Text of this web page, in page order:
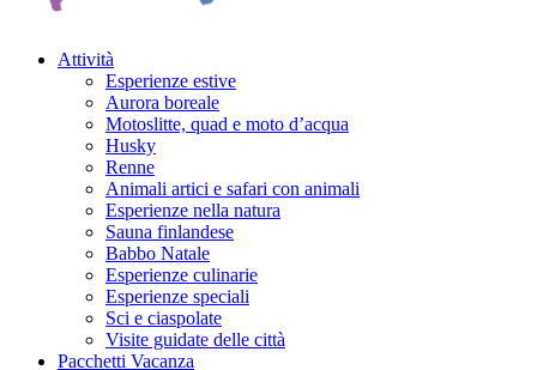
Attività
Esperienze estive
Aurora boreale
Motoslitte, quad e moto d’acqua
Husky
Renne
Animali artici e safari con animali
Esperienze nella natura
Sauna finlandese
Babbo Natale
Esperienze culinarie
Esperienze speciali
Sci e ciaspolate
Visite guidate delle città
Pacchetti Vacanza